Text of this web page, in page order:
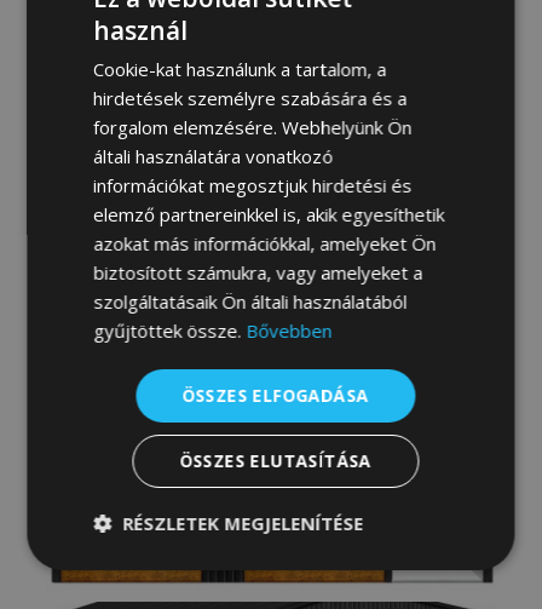
Fotógaléria:
használ
Cookie-kat használunk a tartalom, a
hirdetések személyre szabására és a
forgalom elemzésére. Webhelyünk Ön
általi használatára vonatkozó
információkat megosztjuk hirdetési és
elemző partnereinkkel is, akik egyesíthetik
azokat más információkkal, amelyeket Ön
biztosított számukra, vagy amelyeket a
szolgáltatásaik Ön általi használatából
gyűjtöttek össze. Bővebben
ÖSSZES ELFOGADÁSA
ÖSSZES ELUTASÍTÁSA
RÉSZLETEK MEGJELENÍTÉSE
Elengedhetetlenül
Teljesítmény